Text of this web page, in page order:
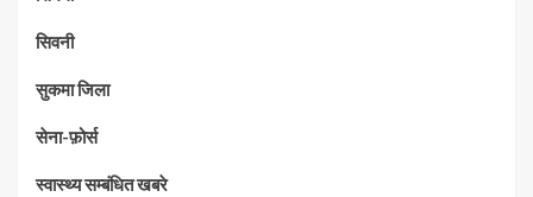
सिवनी
सुकमा जिला
सेना-फ़ोर्स
स्वास्थ्य सम्बंधित खबरे